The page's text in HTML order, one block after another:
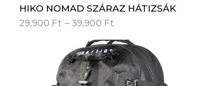
HIKO NOMAD SZÁRAZ HÁTIZSÁK
29,900 Ft – 39,900 Ft